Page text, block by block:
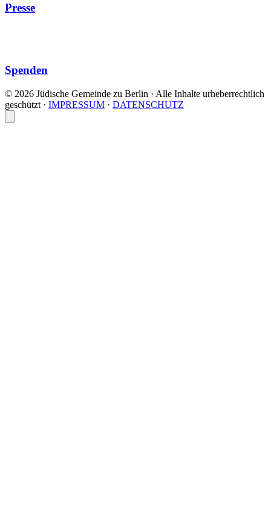
Presse
Spenden
© 2026 Jüdische Gemeinde zu Berlin · Alle Inhalte urheberrechtlich
geschützt · IMPRESSUM · DATENSCHUTZ